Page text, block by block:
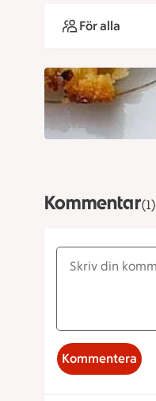
För alla
Kommentar(1)
Kommentera